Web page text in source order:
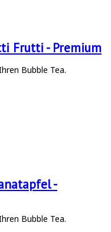
Frutti - Premium
Bubble Tea.
-
Bubble Tea.